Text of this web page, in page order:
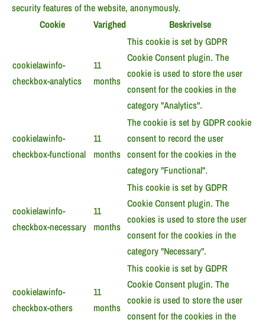
security features of the website, anonymously.
Cookie
Varighed Beskrivelse
cookielawinfo-
checkbox-analytics
11
months
This cookie is set by GDPR
Cookie Consent plugin. The
cookie is used to store the user
consent for the cookies in the
category "Analytics".
cookielawinfo-
checkbox-functional
11
months
The cookie is set by GDPR cookie
consent to record the user
consent for the cookies in the
category "Functional".
cookielawinfo-
checkbox-necessary
11
months
This cookie is set by GDPR
Cookie Consent plugin. The
cookies is used to store the user
consent for the cookies in the
category "Necessary".
cookielawinfo-
checkbox-others
11
months
This cookie is set by GDPR
Cookie Consent plugin. The
cookie is used to store the user
consent for the cookies in the